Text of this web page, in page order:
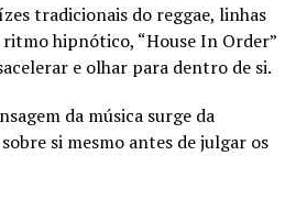
tradicionais do reggae, linhas
ritmo hipnótico, “House In Order”
e olhar para dentro de si.
da música surge da
si mesmo antes de julgar os